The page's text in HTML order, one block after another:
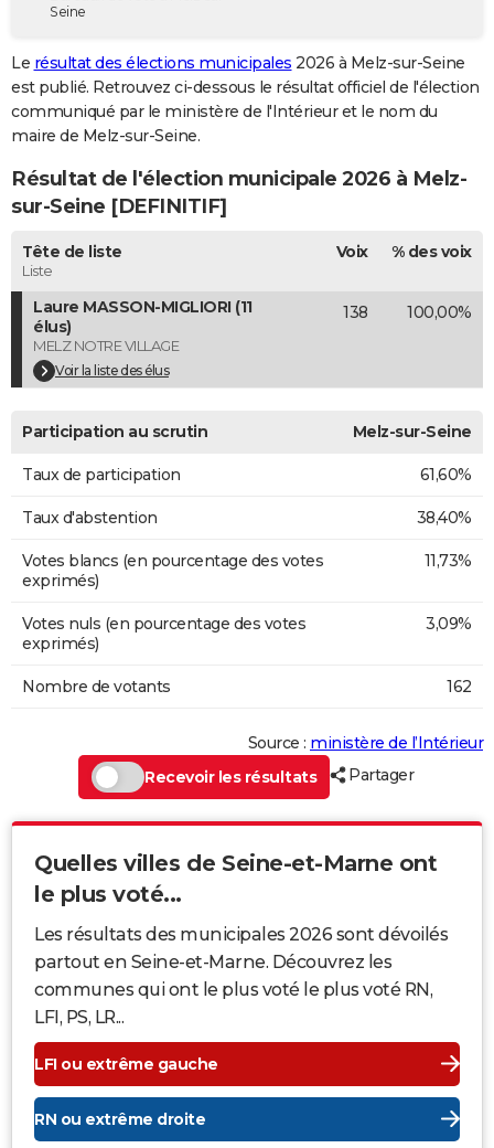
Destinations
City break
Voyage nature
Voyage de noces
Forum
GUIDES D'ACHAT
BONS PLANS
Carte de Noël
Carte Bonne année
Carte Saint-Valentin
Carte Pâques
Carte d'anniversaire
DICTIONNAIRE
Dictionnaire
Biographies
Citations
Expressions
Proverbes
PROGRAMME TV
COPAINS D'AVANT
S'inscrire
Se connecter
Lycées
Collèges
Primaires
Universités
Entreprises
Service militaire
Avis de recherche
AVIS DE DÉCÈS
FORUM
Bricolage
Lifestyle
Culture
Sport
Auto
Television
Voyage
Cinema
Seine
Le résultat des élections municipales 2026 à Melz-sur-Seine
est publié. Retrouvez ci-dessous le résultat officiel de l'élection
communiqué par le ministère de l'Intérieur et le nom du
maire de Melz-sur-Seine.
Résultat de l'élection municipale 2026 à Melz-
sur-Seine [DEFINITIF]
Tête de liste
Liste
Voix % des voix
Laure MASSON-MIGLIORI (11
élus)
MELZ NOTRE VILLAGE
Voir la liste des élus
138 100,00%
Participation au scrutin Melz-sur-Seine
Taux de participation 61,60%
Taux d'abstention 38,40%
Votes blancs (en pourcentage des votes
exprimés)
11,73%
Votes nuls (en pourcentage des votes
exprimés)
3,09%
Nombre de votants 162
Source : ministère de l’Intérieur
Recevoir les résultats
Partager
Quelles villes de Seine-et-Marne ont
le plus voté...
Les résultats des municipales 2026 sont dévoilés
partout en Seine-et-Marne. Découvrez les
communes qui ont le plus voté le plus voté RN,
LFI, PS, LR...
LFI ou extrême gauche
RN ou extrême droite